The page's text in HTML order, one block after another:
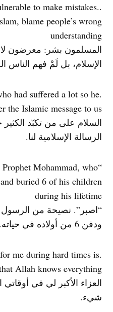
to make mistakes.
blame people’s wrong
understanding
المسلمون بشر: معرضون
الإسلام، بل لَمْ فهم الناس
had suffered a lot so he
the Islamic message to us
السلام على من تكبّد
الرسالة الإسلامية لنا.
Prophet Mohammad, who
buried 6 of his children
during his lifetime
“اصبر”. نصيحة من الرسول
ودفن 6 من أولاده في حياته.
me during hard times is
Allah knows everything
العزاء الأكبر لي في
شيء.